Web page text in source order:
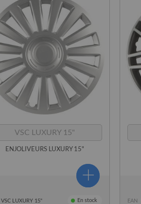
VSC LUXURY 15"
ENJOLIVEURS LUXURY 15"
VSC LUXURY 15" En stock EAN